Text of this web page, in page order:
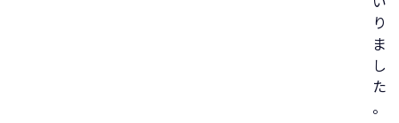
り
ま
し
た
。